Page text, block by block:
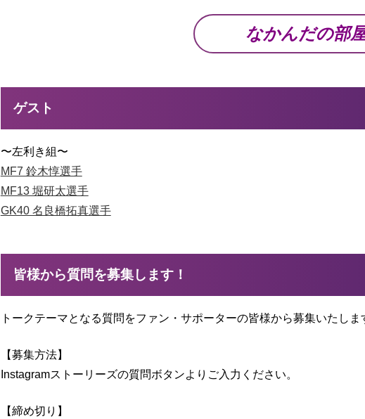
なかんだの部
ゲスト
〜左利き組〜
MF7 鈴木惇選手
MF13 堀研太選手
GK40 名良橋拓真選手
皆様から質問を募集します！
トークテーマとなる質問をファン・サポーターの皆様から募集いたしま
【募集方法】
Instagramストーリーズの質問ボタンよりご入力ください。
【締め切り】